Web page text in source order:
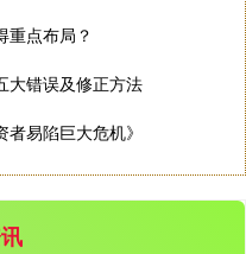
重点布局？
大错误及修正方法
易陷巨大危机》